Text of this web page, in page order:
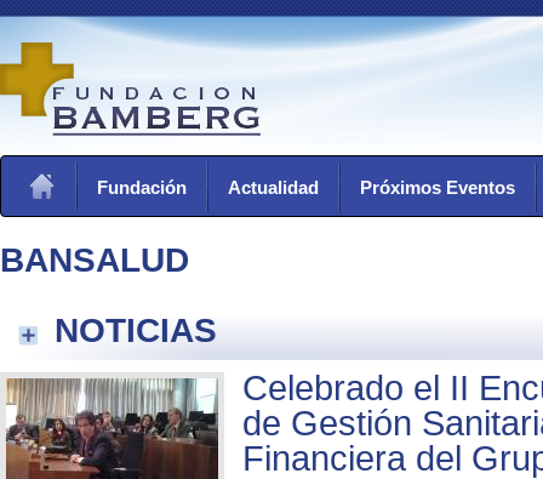
Fundación Actualidad Próximos Eventos
BANSALUD
NOTICIAS
Celebrado el II
de Gestión
Financiera del